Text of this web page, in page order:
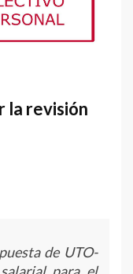
la revisión
de UTO-